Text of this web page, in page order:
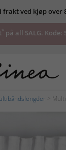
ved kjøp over
* på all SALG. Kode:
>